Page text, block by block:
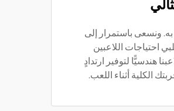
ونسعى باستمرار إلى
احتياجات اللاعبين
هندسيًّا لتوفير ارتدادٍ
الكلية أثناء اللعب.